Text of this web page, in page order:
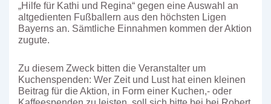
„Hilfe für Kathi und Regina“ gegen eine Auswahl an
altgedienten Fußballern aus den höchsten Ligen
Bayerns an. Sämtliche Einnahmen kommen der Aktion
zugute.
Zu diesem Zweck bitten die Veranstalter um
Kuchenspenden: Wer Zeit und Lust hat einen kleinen
Beitrag für die Aktion, in Form einer Kuchen,- oder